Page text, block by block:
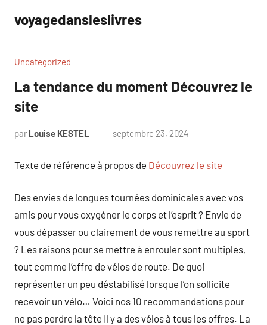
contenu
voyagedansleslivres
Uncategorized
La tendance du moment Découvrez le
site
par Louise KESTEL septembre 23, 2024
Texte de référence à propos de Découvrez le site
Des envies de longues tournées dominicales avec vos
amis pour vous oxygéner le corps et l’esprit ? Envie de
vous dépasser ou clairement de vous remettre au sport
? Les raisons pour se mettre à enrouler sont multiples,
tout comme l’offre de vélos de route. De quoi
représenter un peu déstabilisé lorsque l’on sollicite
recevoir un vélo… Voici nos 10 recommandations pour
ne pas perdre la tête Il y a des vélos à tous les offres. La